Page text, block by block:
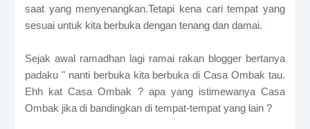
saat yang menyenangkan.Tetapi kena cari tempat yang
sesuai untuk kita berbuka dengan tenang dan damai.
Sejak awal ramadhan lagi ramai rakan blogger bertanya
padaku " nanti berbuka kita berbuka di Casa Ombak tau.
Ehh kat Casa Ombak ? apa yang istimewanya Casa
Ombak jika di bandingkan di tempat-tempat yang lain ?